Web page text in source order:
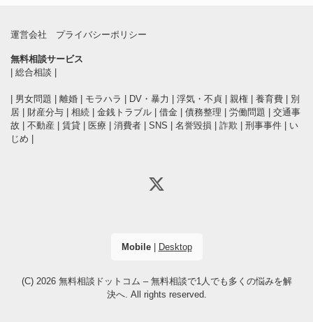
運営会社 プライバシーポリシー
無料相談サービス
総合相談
男女問題 離婚 モラハラ DV・暴力 浮気・不貞 親権 養育費
別
居
財産分与 相続 金銭トラブル 借金 債務整理 労働問題
交通事
故
不動産 賃貸 医療 消費者 SNS 名誉毀損 詐欺 刑事事件
い
じめ
Mobile| Desktop
(C) 2026 無料相談ドットコム – 無料相談で1人でも多くの悩みを解
決へ. All rights reserved.